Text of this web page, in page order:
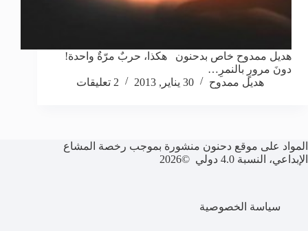
هديل ممدوح خاص بدحنون هكذا، حربٌ مرّةٌ واحدة!
دونَ مرورٍ بالنمرِ…
هديل ممدوح
30 يناير, 2013 2 تعليقات
المواد على موقع دحنون منشورة بموجب رخصة المشاع
الإبداعي، النسبة 4.0 دولي ©2026
سياسة الخصوصية